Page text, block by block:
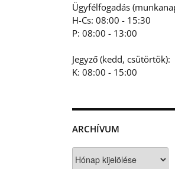
Ügyfélfogadás
H-Cs: 08:00 - 15:30
P: 08:00 - 13:00
Jegyző (kedd, csütörtök):
K: 08:00 - 15:00
ARCHÍVUM